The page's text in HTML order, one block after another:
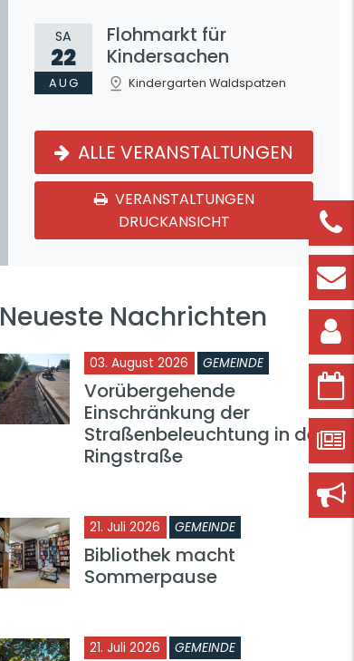
SA
22
AUG
Flohmarkt für
Kindersachen
Kindergarten Waldspatzen
ALLE VERANSTALTUNGEN
VERANSTALTUNGEN
DRUCKANSICHT
Neueste Nachrichten
03. August 2026 GEMEINDE
Vorübergehende
Einschränkung der
Straßenbeleuchtung in der
Ringstraße
21. Juli 2026 GEMEINDE
Bibliothek macht
Sommerpause
21. Juli 2026 GEMEINDE